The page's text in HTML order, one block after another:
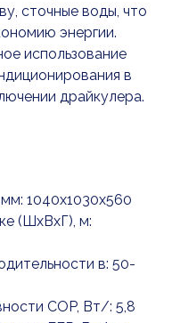
сточные воды, что
энергии.
использование
в
драйкулера.
1040x1030x560
(ШxВxГ), м:
в: 50-
COP, Вт/: 5,8